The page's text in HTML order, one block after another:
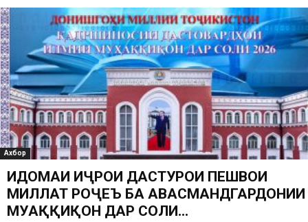
Ахбор
ИДОМАИ ИҶРОИ ДАСТУРҲОИ ПЕШВОИ
МИЛЛАТ РОҶЕЪ БА ҲАВАСМАНДГАРДОНИИ
МУҲАҚҚИҚОН ДАР СОЛИ...